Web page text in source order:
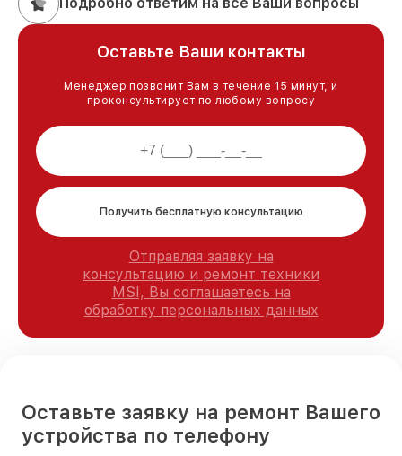
Оставьте Ваши контакты
Менеджер позвонит Вам в течение 15 минут, и
проконсультирует по любому вопросу
Получить бесплатную консультацию
Отправляя заявку на
консультацию и ремонт техники
MSI, Вы соглашаетесь на
обработку персональных данных
Оставьте заявку на ремонт Вашего
устройства по телефону